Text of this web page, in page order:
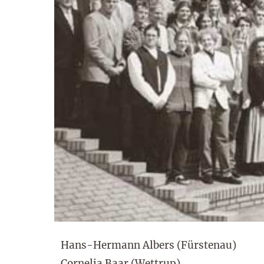
Hans-Hermann Albers (Fürstenau)